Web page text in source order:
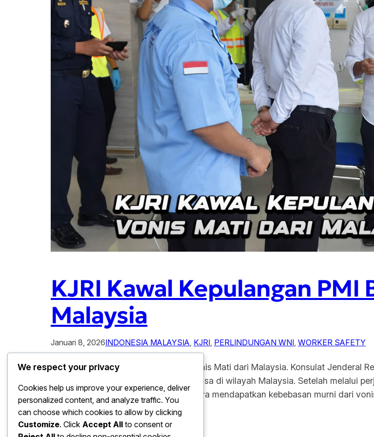
KJRI Kawal Kepulangan PMI
Malaysia
Januari 8, 2026INDONESIA MALAYSIA, KJRI, PERLINDUNGAN WNI, WORKER SAFETY
KJRI Kawal Kepulangan PMI Bebas Vonis Mati dari Malaysia. Konsulat Jenderal
misi kemanusiaan yang sangat luar biasa di wilayah Malaysia. Setelah melalui
Pekerja Migran Indonesia (PMI) akhirnya mendapatkan kebebasan murni dari
itu, tim…
We respect your privacy
Cookies help us improve your experience, deliver
personalized content, and analyze traffic. You
can choose which cookies to allow by clicking
Customize. Click Accept All to consent or